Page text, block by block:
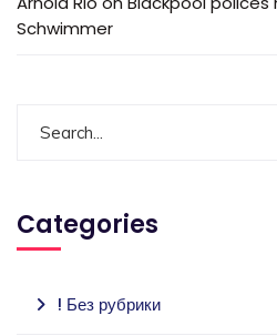
Schwimmer
Categories
! Без рубрики